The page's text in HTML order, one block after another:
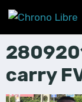
carry